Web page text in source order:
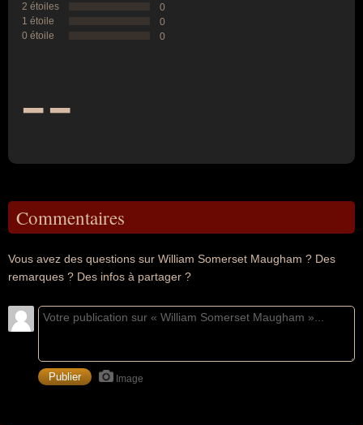
2 étoiles
0
1 étoile
0
0 étoile
0
--
Commentaires
Vous avez des questions sur William Somerset Maugham ? Des
remarques ? Des infos à partager ?
Image